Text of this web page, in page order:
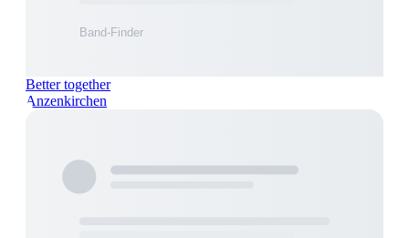
Better together
Anzenkirchen